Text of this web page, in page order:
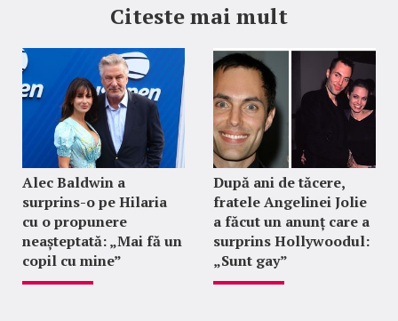
Citeste mai mult
Alec Baldwin a
surprins-o pe Hilaria
cu o propunere
neașteptată: „Mai fă un
copil cu mine”
După ani de tăcere,
fratele Angelinei Jolie
a făcut un anunț care a
surprins Hollywoodul:
„Sunt gay”